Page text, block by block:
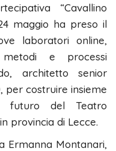
“Cavallino
maggio ha preso il
laboratori online,
e processi
architetto senior
per costruire insieme
futuro del Teatro
provincia di Lecce.
Ermanna Montanari,